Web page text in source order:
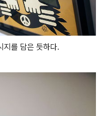
지를 담은 듯하다.